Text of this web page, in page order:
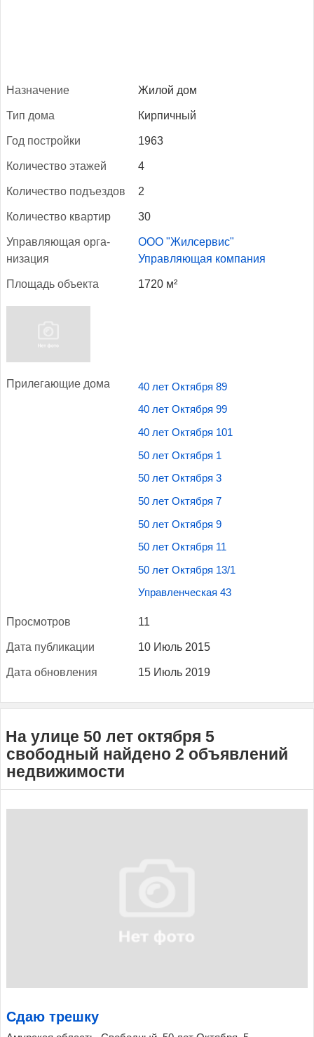
Наз­на­чение Жилой дом
Тип до­ма Кирпичный
Год пос­трой­ки 1963
Ко­личес­тво эта­жей 4
Ко­личес­тво подъ­ез­дов 2
Ко­личес­тво квар­тир 30
Уп­равля­ющая ор­га­
низа­ция
ООО "Жилсервис"
Управляющая компания
Пло­щадь объ­ек­та 1720 м²
При­лега­ющие до­ма 40 лет Октября 89
40 лет Октября 99
40 лет Октября 101
50 лет Октября 1
50 лет Октября 3
50 лет Октября 7
50 лет Октября 9
50 лет Октября 11
50 лет Октября 13/1
Управленческая 43
Прос­мотров 11
Да­та пуб­ли­кации 10 Июль 2015
Да­та об­новле­ния 15 Июль 2019
На улице 50 лет октября 5
свободный найдено 2 объявлений
недвижимости
Сдаю трешку